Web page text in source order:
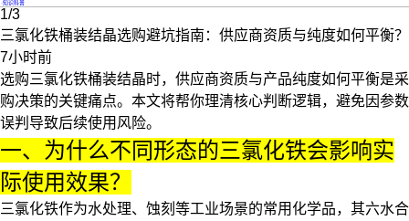
·知识科普
1/3
三氯化铁桶装结晶选购避坑指南：供应商资质与纯度如何平衡？
7小时前
选购三氯化铁桶装结晶时，供应商资质与产品纯度如何平衡是采
购决策的关键痛点。本文将帮你理清核心判断逻辑，避免因参数
误判导致后续使用风险。
一、为什么不同形态的三氯化铁会影响实
际使用效果？
三氯化铁作为水处理、蚀刻等工业场景的常用化学品，其六水合